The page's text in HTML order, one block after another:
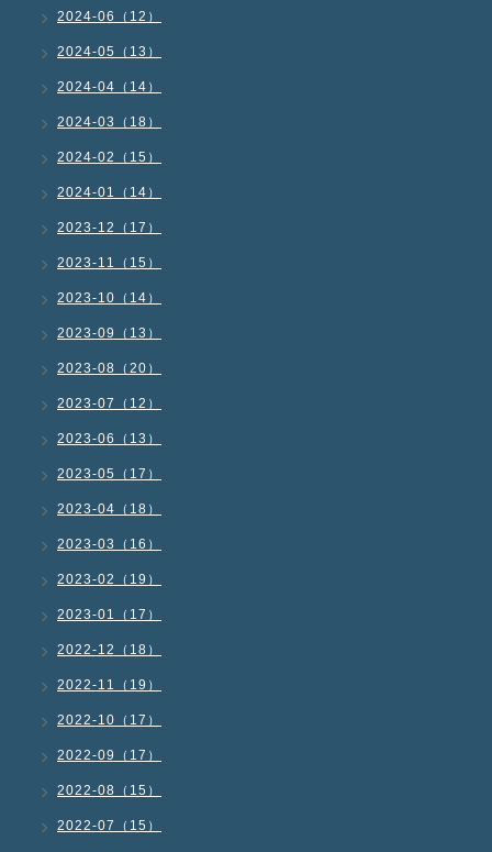
2024-06（12）
2024-05（13）
2024-04（14）
2024-03（18）
2024-02（15）
2024-01（14）
2023-12（17）
2023-11（15）
2023-10（14）
2023-09（13）
2023-08（20）
2023-07（12）
2023-06（13）
2023-05（17）
2023-04（18）
2023-03（16）
2023-02（19）
2023-01（17）
2022-12（18）
2022-11（19）
2022-10（17）
2022-09（17）
2022-08（15）
2022-07（15）